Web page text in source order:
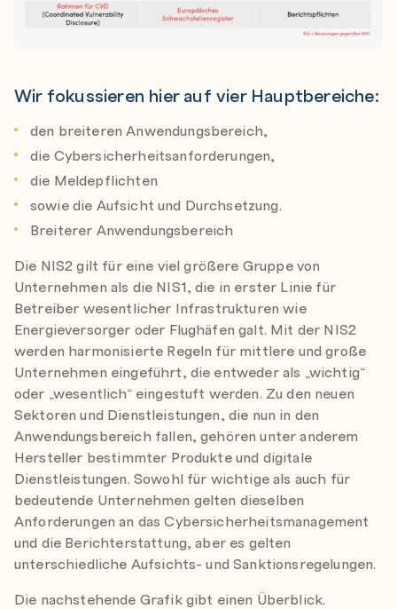
Wir fokussieren hier auf vier Hauptbereiche:
den breiteren Anwendungsbereich,
die Cybersicherheitsanforderungen,
die Meldepflichten
sowie die Aufsicht und Durchsetzung.
Breiterer Anwendungsbereich
Die NIS2 gilt für eine viel größere Gruppe von
Unternehmen als die NIS1, die in erster Linie für
Betreiber wesentlicher Infrastrukturen wie
Energieversorger oder Flughäfen galt. Mit der NIS2
werden harmonisierte Regeln für mittlere und große
Unternehmen eingeführt, die entweder als „wichtig“
oder „wesentlich“ eingestuft werden. Zu den neuen
Sektoren und Dienstleistungen, die nun in den
Anwendungsbereich fallen, gehören unter anderem
Hersteller bestimmter Produkte und digitale
Dienstleistungen. Sowohl für wichtige als auch für
bedeutende Unternehmen gelten dieselben
Anforderungen an das Cybersicherheitsmanagement
und die Berichterstattung, aber es gelten
unterschiedliche Aufsichts- und Sanktionsregelungen.
Die nachstehende Grafik gibt einen Überblick.